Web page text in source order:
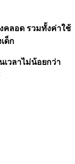
คลอด รวมทั้งค่าใช้
ด็ก
เวลาไม่น้อยกว่า